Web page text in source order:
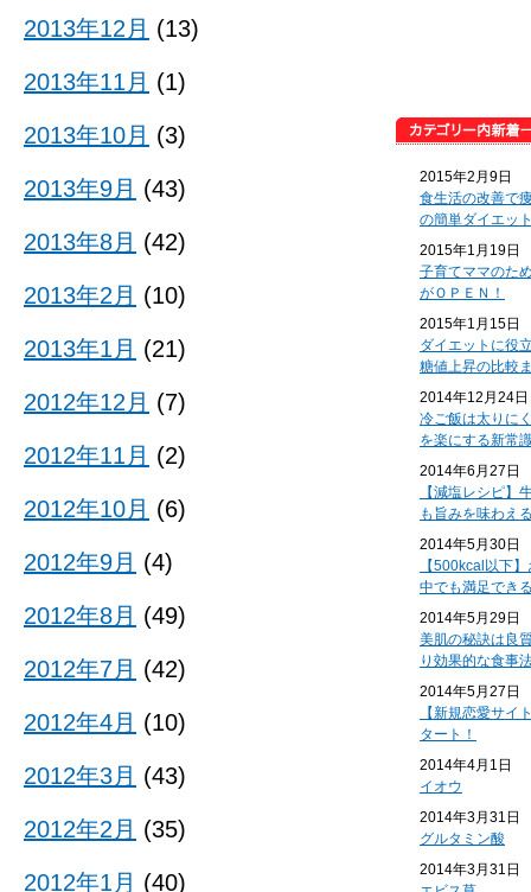
2015年2月9日
食生活の改善で
の簡単ダイエッ
2015年1月19日
子育てママのた
がＯＰＥＮ！
2015年1月15日
ダイエットに役
糖値上昇の比較
2014年12月24日
冷ご飯は太りに
を楽にする新常
2014年6月27日
【減塩レシピ】
も旨みを味わえ
2014年5月30日
【500kcal以下
中でも満足でき
2014年5月29日
美肌の秘訣は良
り効果的な食事
2014年5月27日
【新規恋愛サイ
タート！
2014年4月1日
イオウ
2014年3月31日
グルタミン酸
2014年3月31日
2013年12月 (13)
2013年11月 (1)
2013年10月 (3)
2013年9月 (43)
2013年8月 (42)
2013年2月 (10)
2013年1月 (21)
2012年12月 (7)
2012年11月 (2)
2012年10月 (6)
2012年9月 (4)
2012年8月 (49)
2012年7月 (42)
2012年4月 (10)
2012年3月 (43)
2012年2月 (35)
2012年1月 (40)